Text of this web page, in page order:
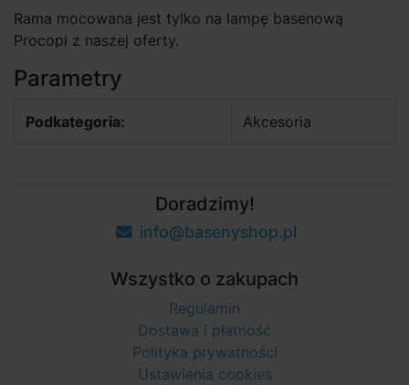
Rama mocowana jest tylko na lampę basenową
Procopi z naszej oferty.
Parametry
Podkategoria: Akcesoria
Doradzimy!
info@basenyshop.pl
Wszystko o zakupach
Regulamin
Dostawa i płatność
Polityka prywatności
Ustawienia cookies